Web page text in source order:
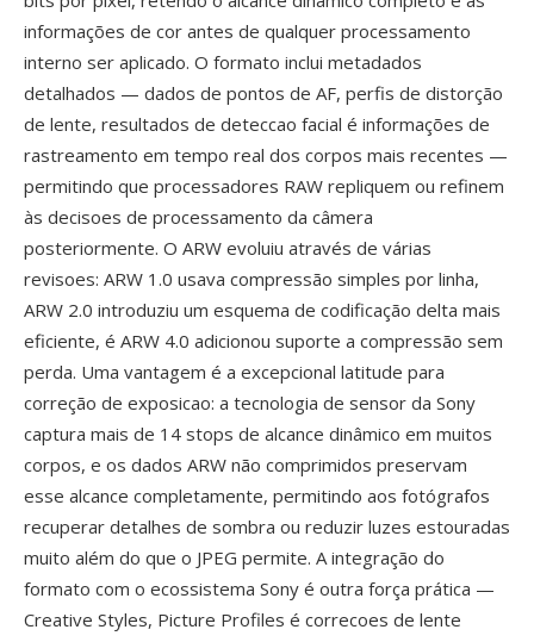
informações de cor antes de qualquer processamento
interno ser aplicado. O formato inclui metadados
detalhados — dados de pontos de AF, perfis de distorção
de lente, resultados de deteccao facial é informações de
rastreamento em tempo real dos corpos mais recentes —
permitindo que processadores RAW repliquem ou refinem
às decisoes de processamento da câmera
posteriormente. O ARW evoluiu através de várias
revisoes: ARW 1.0 usava compressão simples por linha,
ARW 2.0 introduziu um esquema de codificação delta mais
eficiente, é ARW 4.0 adicionou suporte a compressão sem
perda. Uma vantagem é a excepcional latitude para
correção de exposicao: a tecnologia de sensor da Sony
captura mais de 14 stops de alcance dinâmico em muitos
corpos, e os dados ARW não comprimidos preservam
esse alcance completamente, permitindo aos fotógrafos
recuperar detalhes de sombra ou reduzir luzes estouradas
muito além do que o JPEG permite. A integração do
formato com o ecossistema Sony é outra força prática —
Creative Styles, Picture Profiles é correcoes de lente